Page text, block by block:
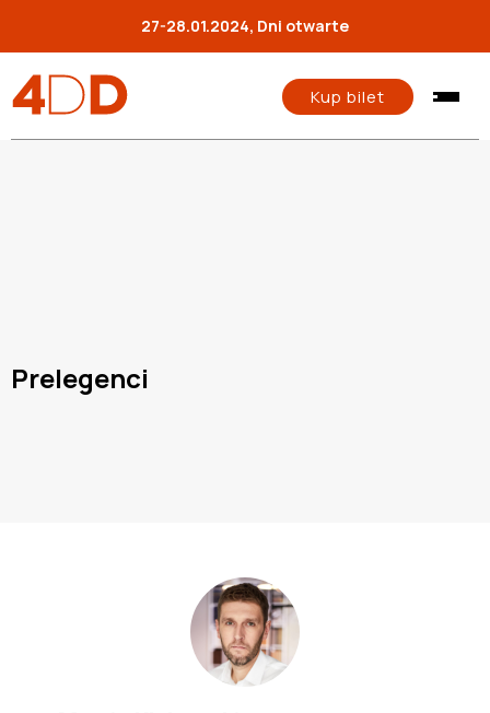
27-28.01.2024, Dni otwarte
Kup bilet
Prelegenci